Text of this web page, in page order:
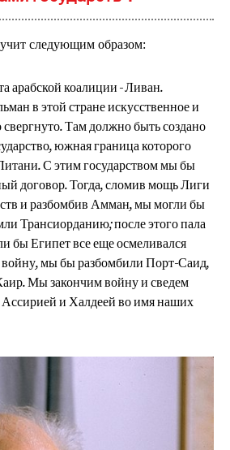
следующим образом:
арабской коалиции - Ливан.
в этой стране искусственное и
свергнуто. Там должно быть создано
южная граница которого
С этим государством мы бы
договор. Тогда, сломив мощь Лиги
и разбомбив Амман, мы могли бы
Трансиорданию; после этого пала
бы Египет все еще осмеливался
войну, мы бы разбомбили Порт-Саид,
Мы закончим войну и сведем
Ассирией и Халдеей во имя наших